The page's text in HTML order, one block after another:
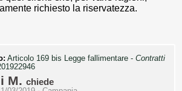
richiesto la riservatezza.
Articolo 169 bis Legge fallimentare - Contratti
M. chiede